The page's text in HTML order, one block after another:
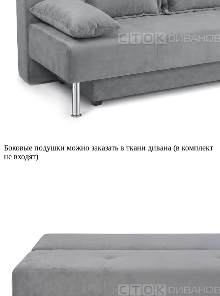
Боковые подушки можно заказать в ткани дивана (в комплект
не входят)